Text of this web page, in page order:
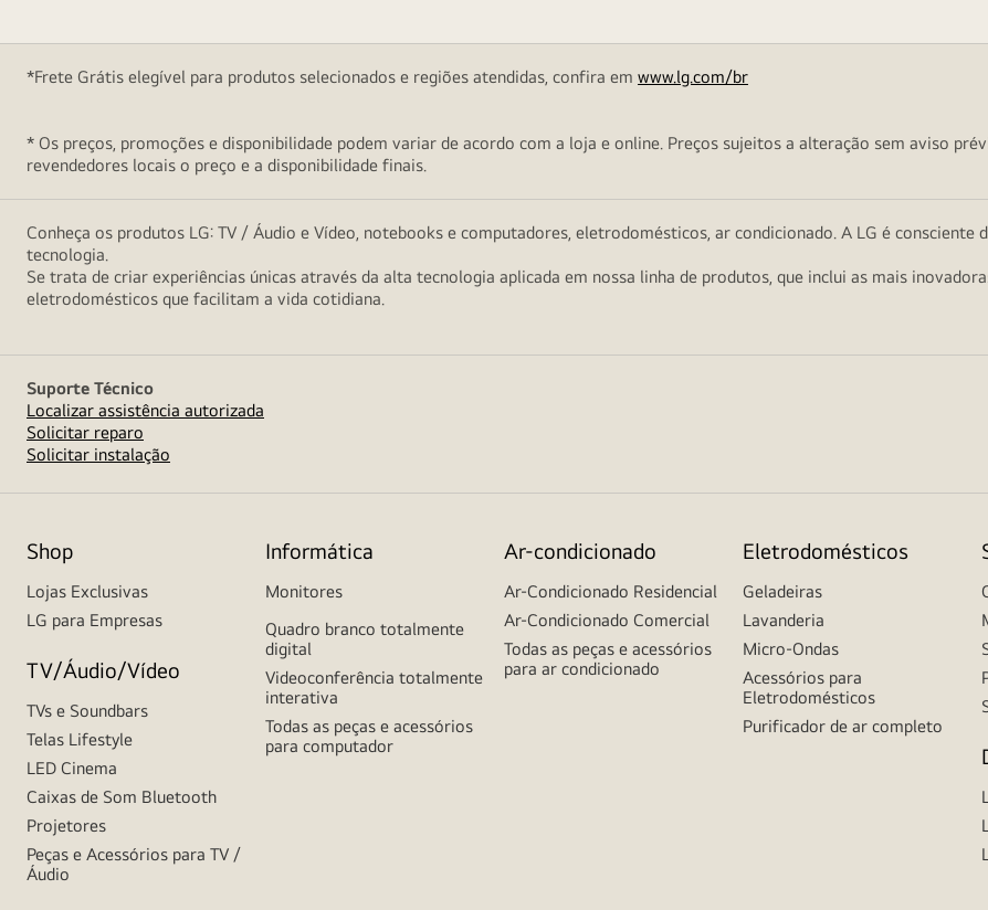
*Frete Grátis elegível para produtos selecionados e regiões atendidas, confira em www.lg.com/br
* Os preços, promoções e disponibilidade podem variar de acordo com a loja e online. Preços sujeitos a alteração sem aviso
revendedores locais o preço e a disponibilidade finais.
Conheça os produtos LG: TV / Áudio e Vídeo, notebooks e computadores, eletrodomésticos, ar condicionado. A LG é
tecnologia.
Se trata de criar experiências únicas através da alta tecnologia aplicada em nossa linha de produtos, que inclui as mais
eletrodomésticos que facilitam a vida cotidiana.
Suporte Técnico
Localizar assistência autorizada
Solicitar reparo
Solicitar instalação
Shop
Lojas Exclusivas
LG para Empresas
TV/Áudio/Vídeo
TVs e Soundbars
Telas Lifestyle
LED Cinema
Caixas de Som Bluetooth
Projetores
Peças e Acessórios para TV /
Áudio
Informática
Monitores
Quadro branco totalmente
digital
Videoconferência totalmente
interativa
Todas as peças e acessórios
para computador
Ar-condicionado
Ar-Condicionado Residencial
Ar-Condicionado Comercial
Todas as peças e acessórios
para ar condicionado
Eletrodomésticos
Geladeiras
Lavanderia
Micro-Ondas
Acessórios para
Eletrodomésticos
Purificador de ar completo